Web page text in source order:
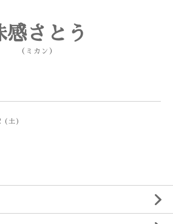
感さとう
（ミカン）
(土)